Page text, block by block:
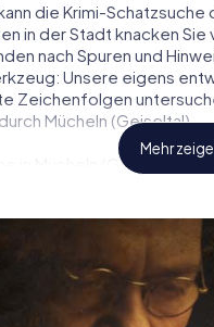
die Krimi-
in der Stadt knacken
nach Spuren und
Unsere eigens
Zeichenfolgen
Mücheln (Geiseltal).
in Mücheln (Geiseltal)
Mehr